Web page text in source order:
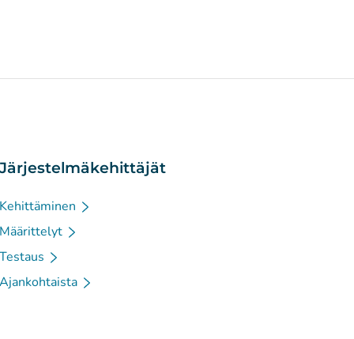
Järjestelmäkehittäjät
Kehittäminen
Määrittelyt
Testaus
Ajankohtaista